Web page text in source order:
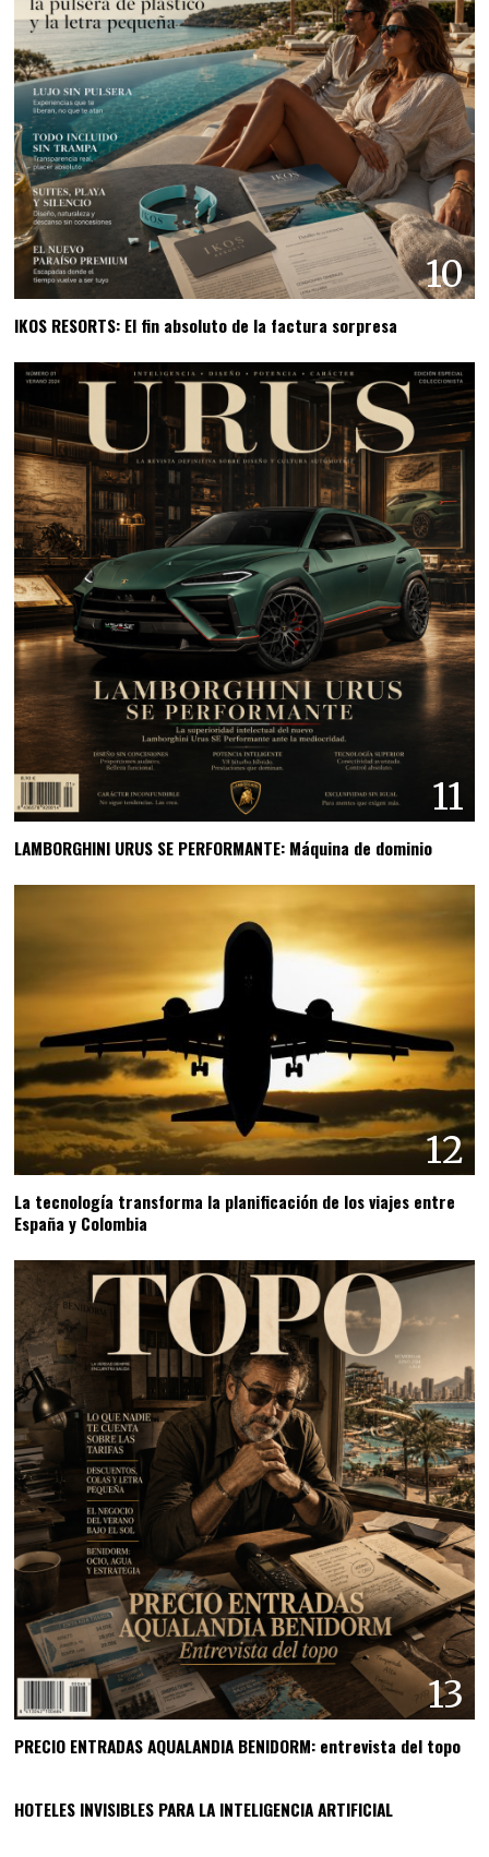
10
IKOS RESORTS: El fin absoluto de la factura sorpresa
11
LAMBORGHINI URUS SE PERFORMANTE: Máquina de dominio
12
La tecnología transforma la planificación de los viajes entre
España y Colombia
13
PRECIO ENTRADAS AQUALANDIA BENIDORM: entrevista del topo
14
HOTELES INVISIBLES PARA LA INTELIGENCIA ARTIFICIAL